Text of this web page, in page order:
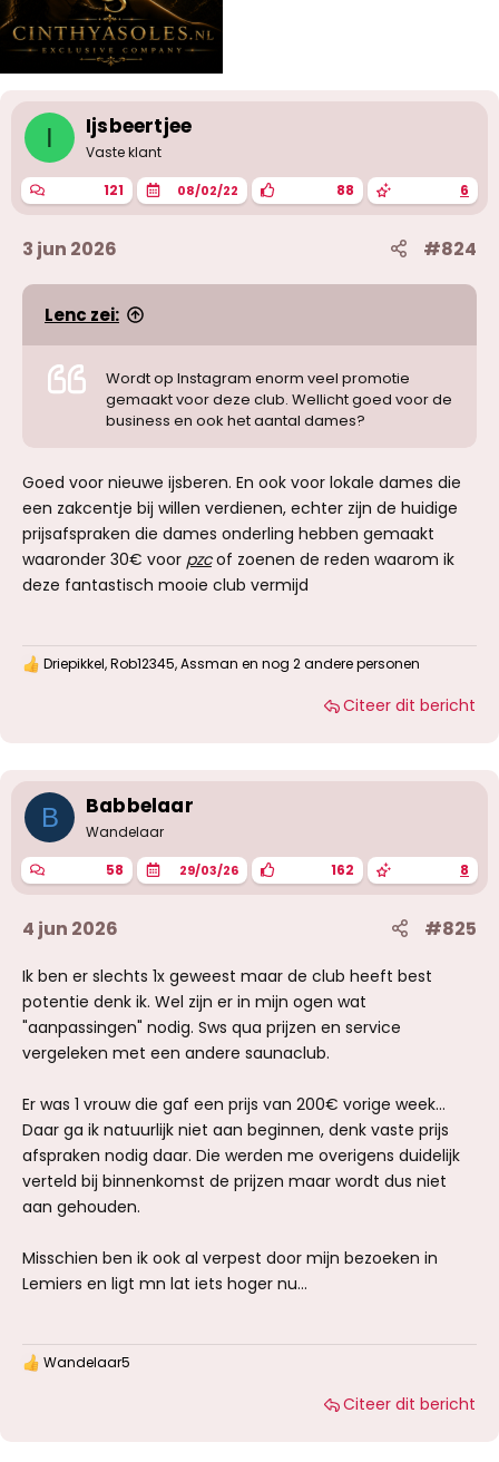
I Ijsbeertjee
Vaste klant
121 08/02/22 88 6
3 jun 2026 #824
Lenc zei:
Wordt op Instagram enorm veel promotie
gemaakt voor deze club. Wellicht goed voor de
business en ook het aantal dames?
Goed voor nieuwe ijsberen. En ook voor lokale dames die
een zakcentje bij willen verdienen, echter zijn de huidige
prijsafspraken die dames onderling hebben gemaakt
waaronder 30€ voor pzcof zoenen de reden waarom ik
deze fantastisch mooie club vermijd
W
n
g
n
:
Driepikkel,Rob12345,Assman en nog 2 andere personen
Citeer dit bericht
B Babbelaar
Wandelaar
58 29/03/26 162 8
4 jun 2026 #825
Ik ben er slechts 1x geweest maar de club heeft best
potentie denk ik. Wel zijn er in mijn ogen wat
"aanpassingen" nodig. Sws qua prijzen en service
vergeleken met een andere saunaclub.
Er was 1 vrouw die gaf een prijs van 200€ vorige week...
Daar ga ik natuurlijk niet aan beginnen, denk vaste prijs
afspraken nodig daar. Die werden me overigens duidelijk
verteld bij binnenkomst de prijzen maar wordt dus niet
aan gehouden.
Misschien ben ik ook al verpest door mijn bezoeken in
Lemiers en ligt mn lat iets hoger nu...
W Wandelaar5
Citeer dit bericht